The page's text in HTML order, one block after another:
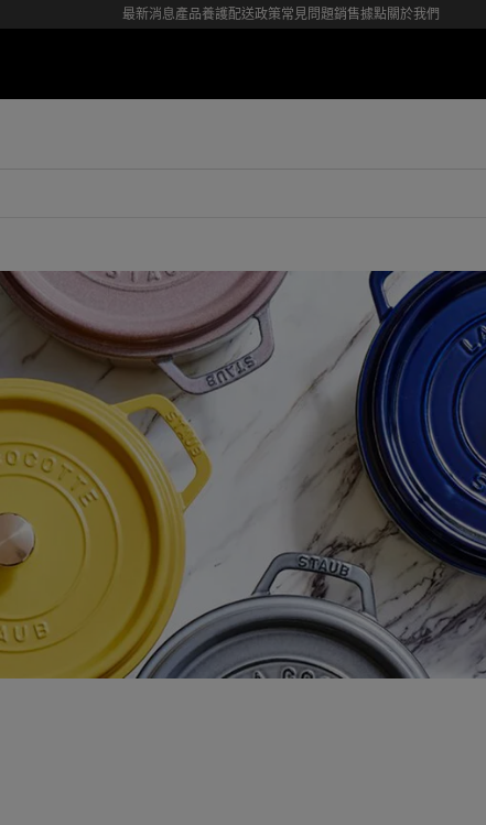
最新消息產品養護配送政策常見問題銷售據點關於我們